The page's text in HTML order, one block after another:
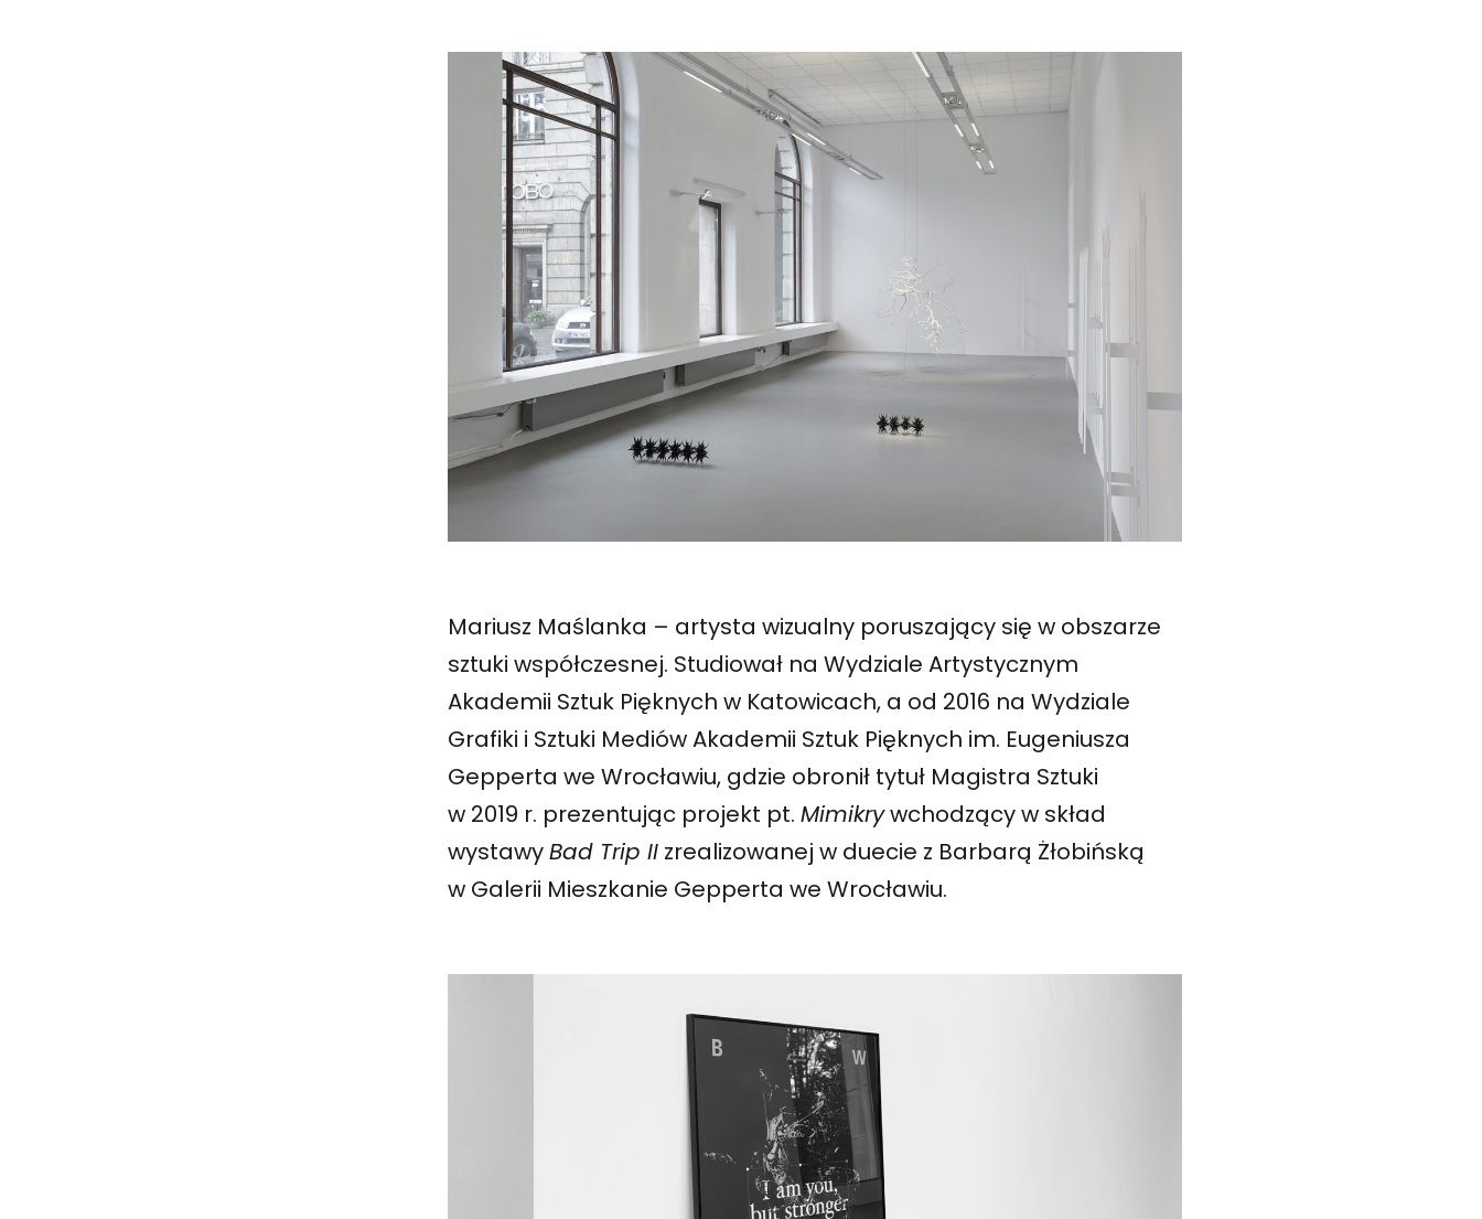
Mariusz Maślanka – artysta wizualny poruszający się w obszarze
sztuki współczesnej. Studiował na Wydziale Artystycznym
Akademii Sztuk Pięknych w Katowicach, a od 2016 na Wydziale
Grafiki i Sztuki Mediów Akademii Sztuk Pięknych im. Eugeniusza
Gepperta we Wrocławiu, gdzie obronił tytuł Magistra Sztuki
w 2019 r. prezentując projekt pt.Mimikrywchodzący w skład
wystawyBad Trip II zrealizowanej w duecie z Barbarą Żłobińską
w Galerii Mieszkanie Gepperta we Wrocławiu.